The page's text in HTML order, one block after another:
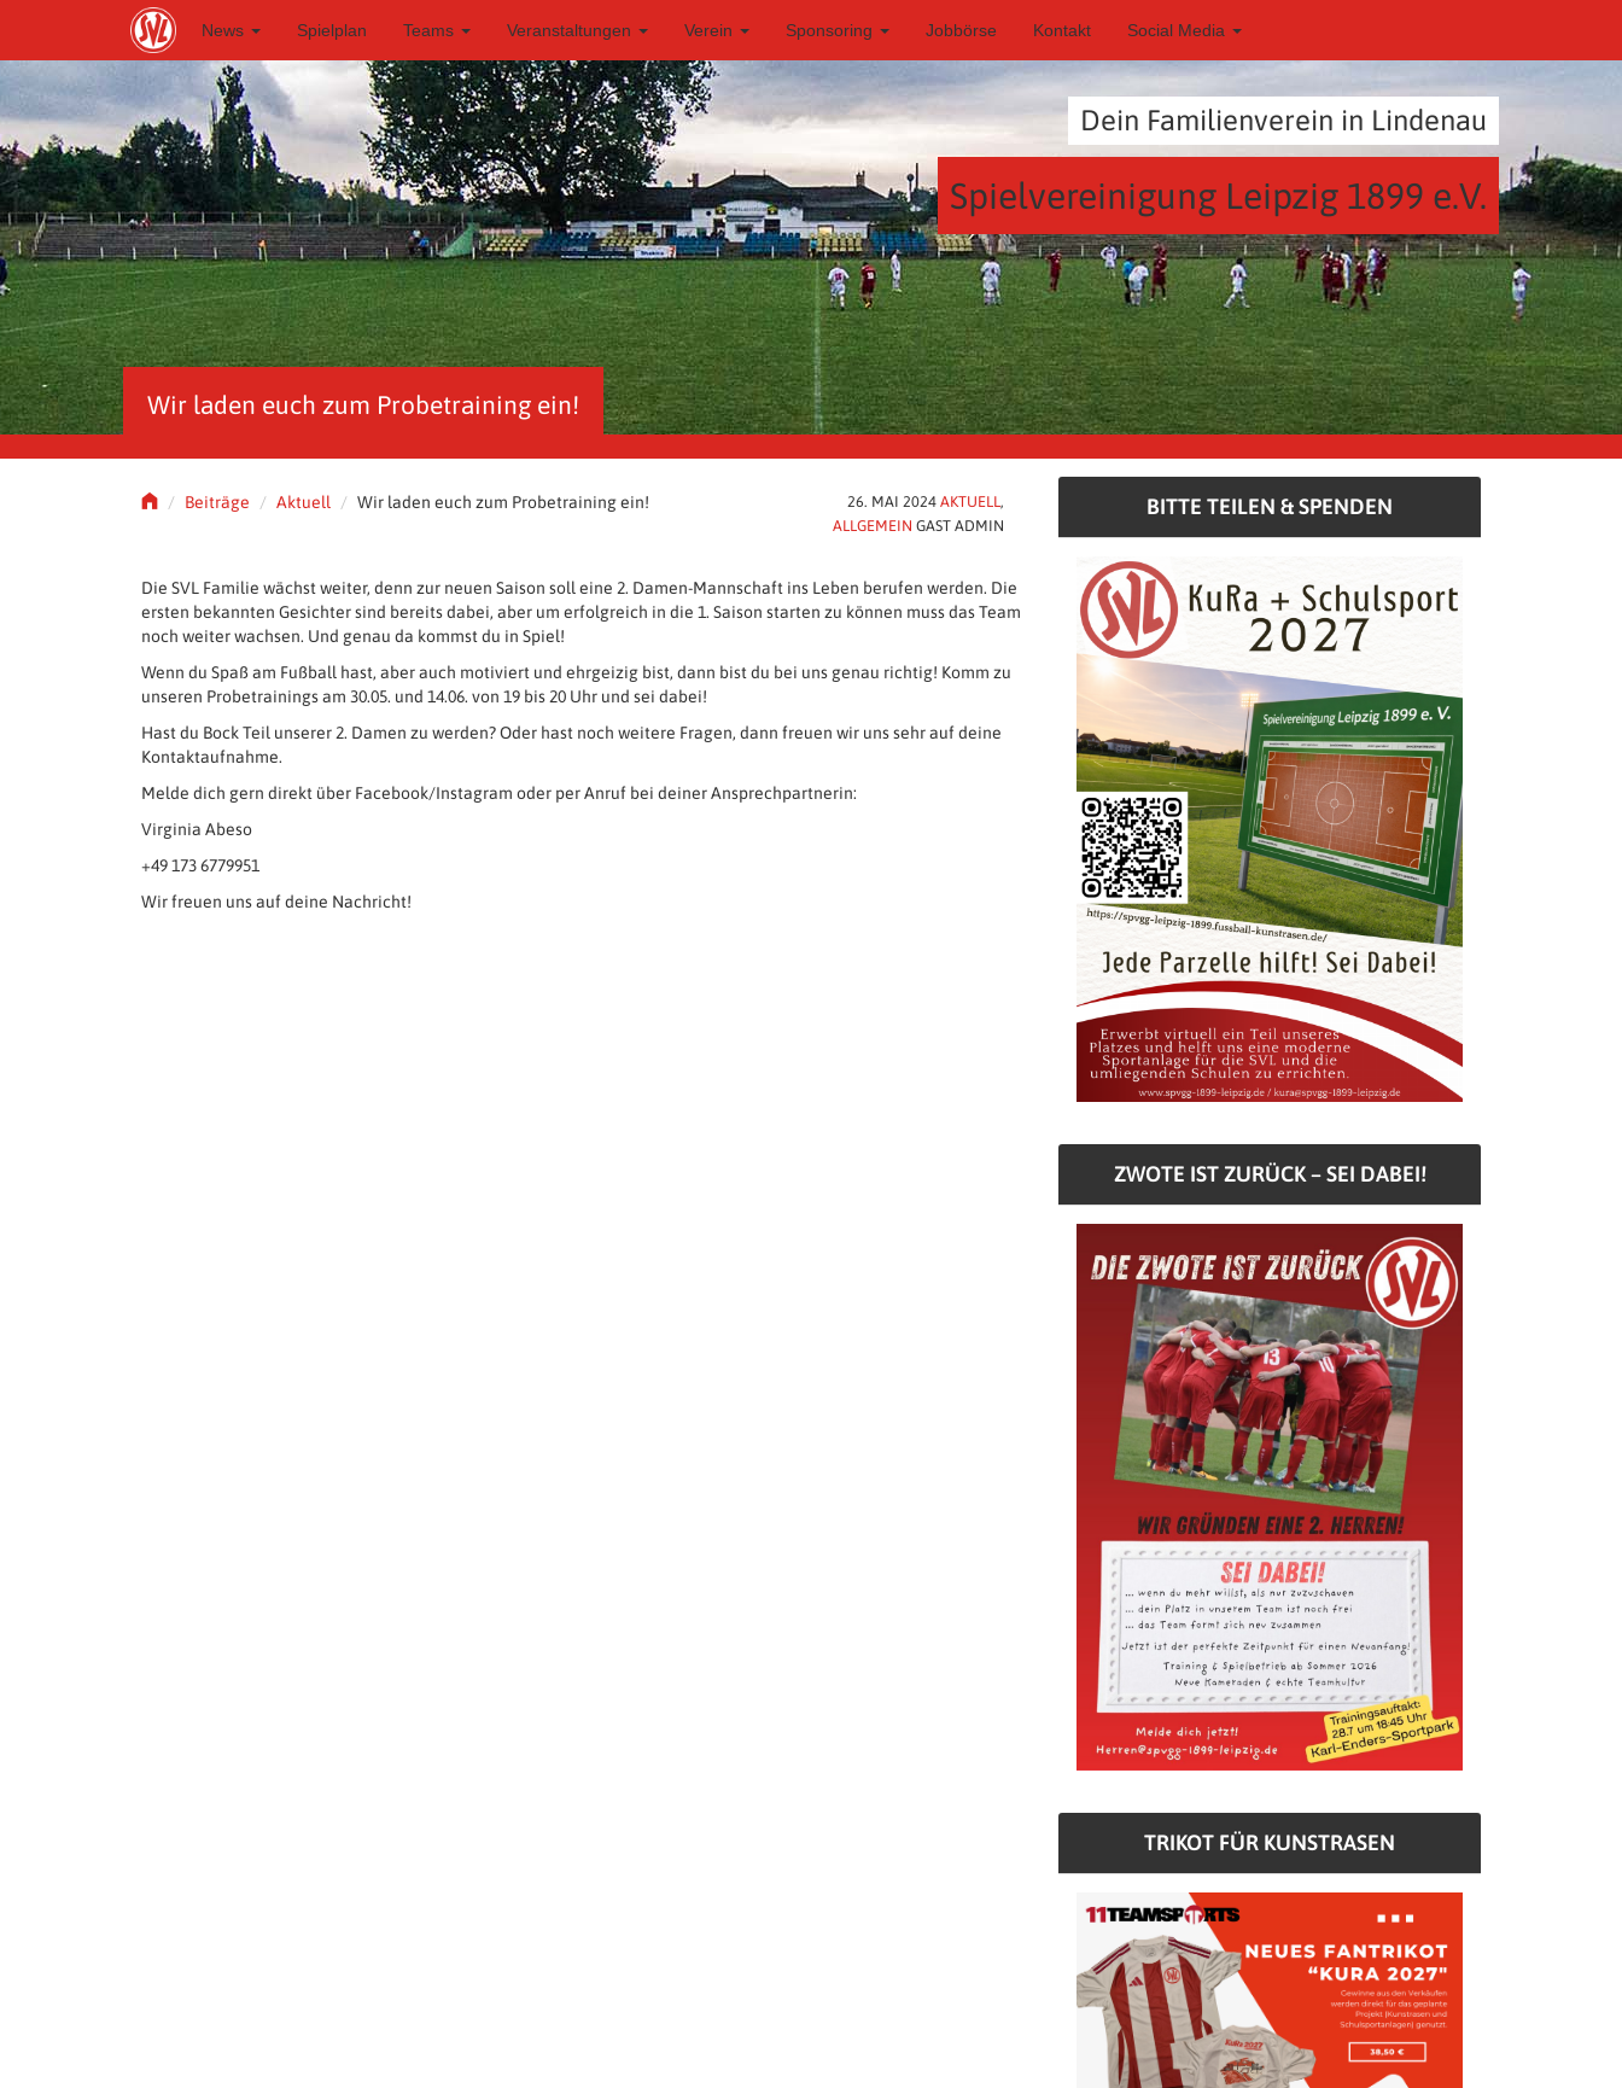
i
o
m
a
n
c
o
n
e
n
News Spielplan Teams Veranstaltungen Verein Sponsoring Jobbörse Kontakt Social Media
Dein Familienverein in Lindenau
Spielvereinigung Leipzig 1899 e.V.
Wir laden euch zum Probetraining ein!
Beiträge Aktuell Wir laden euch zum Probetraining ein! 26. MAI 2024 AKTUELL,
ALLGEMEIN GAST ADMIN
Die SVL Familie wächst weiter, denn zur neuen Saison soll eine 2. Damen-Mannschaft ins Leben berufen werden. Die
ersten bekannten Gesichter sind bereits dabei, aber um erfolgreich in die 1. Saison starten zu können muss das Team
noch weiter wachsen. Und genau da kommst du in Spiel!
Wenn du Spaß am Fußball hast, aber auch motiviert und ehrgeizig bist, dann bist du bei uns genau richtig! Komm zu
unseren Probetrainings am 30.05. und 14.06. von 19 bis 20 Uhr und sei dabei!
Hast du Bock Teil unserer 2. Damen zu werden? Oder hast noch weitere Fragen, dann freuen wir uns sehr auf deine
Kontaktaufnahme.
Melde dich gern direkt über Facebook/Instagram oder per Anruf bei deiner Ansprechpartnerin:
Virginia Abeso
+49 173 6779951
Wir freuen uns auf deine Nachricht!
BITTE TEILEN & SPENDEN
ZWOTE IST ZURÜCK – SEI DABEI!
TRIKOT FÜR KUNSTRASEN